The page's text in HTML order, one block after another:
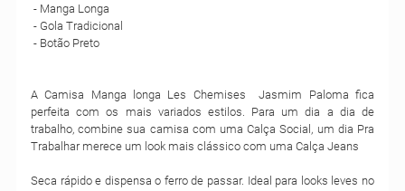
- Manga Longa
- Gola Tradicional
- Botão Preto
A Camisa Manga longa Les Chemises Jasmim Paloma fica
perfeita com os mais variados estilos. Para um dia a dia de
trabalho, combine sua camisa com uma Calça Social, um dia Pra
Trabalhar merece um look mais clássico com uma Calça Jeans
Seca rápido e dispensa o ferro de passar. Ideal para looks leves no